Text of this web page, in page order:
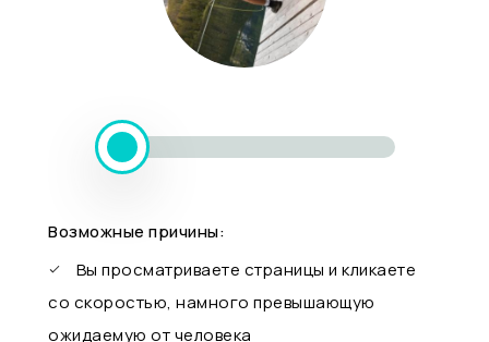
Возможные причины:
Вы просматриваете страницы и кликаете
со скоростью, намного превышающую
ожидаемую от человека